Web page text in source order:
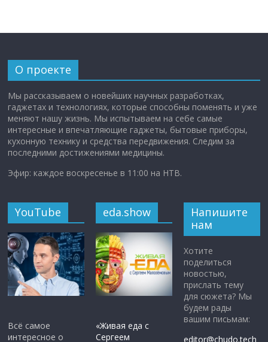
О проекте
Мы рассказываем о новейших научных разработках,
гаджетах и технологиях, которые способны поменять и уже
меняют нашу жизнь. Мы испытываем на себе самые
интересные и впечатляющие гаджеты, бытовые приборы,
кухонную технику и средства передвижения. Следим за
последними достижениями медицины.
Эфир: каждое воскресенье в 11:00 на НТВ.
YouTube
Всё самое
интересное о
eda.show
«Живая еда с
Сергеем
Напишите
нам
Хотите
поделиться
новостью,
прислать тему
для сюжета? Мы
будем рады
вашим письмам:
editor@chudo.tech